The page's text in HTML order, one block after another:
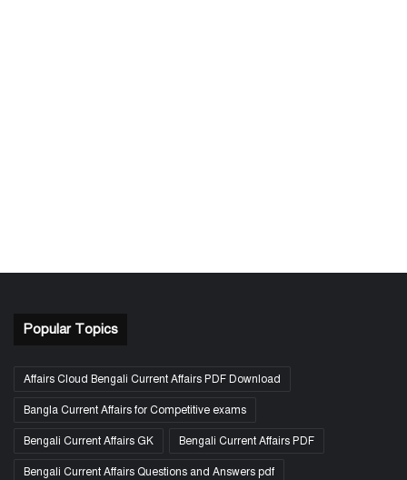
Popular Topics
Affairs Cloud Bengali Current Affairs PDF Download
Bangla Current Affairs for Competitive exams
Bengali Current Affairs GK Bengali Current Affairs PDF
Bengali Current Affairs Questions and Answers pdf